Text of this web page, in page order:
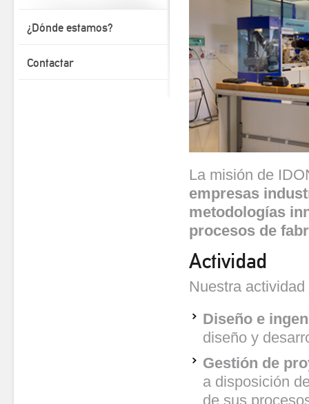
¿Dónde estamos?
Contactar
La misión de
empresas
metodologías
procesos de
Actividad
Nuestra
Diseño e
diseño y
Gestión de
a disposición
de sus